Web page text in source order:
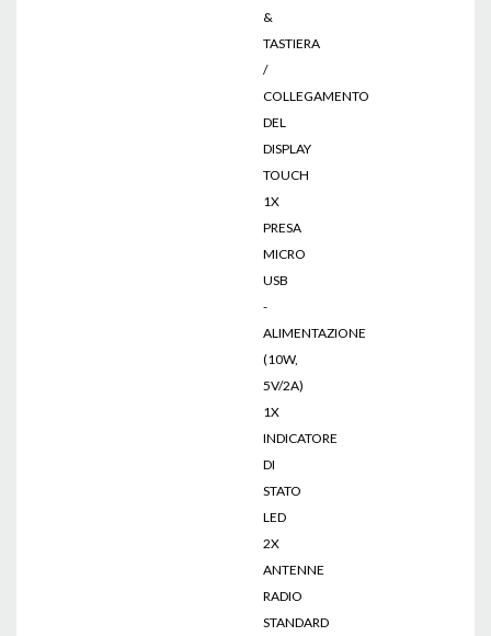
&
TASTIERA
/
COLLEGAMENTO
DEL
DISPLAY
TOUCH
1X
PRESA
MICRO
USB
-
ALIMENTAZIONE
(10W,
5V/2A)
1X
INDICATORE
DI
STATO
LED
2X
ANTENNE
RADIO
STANDARD